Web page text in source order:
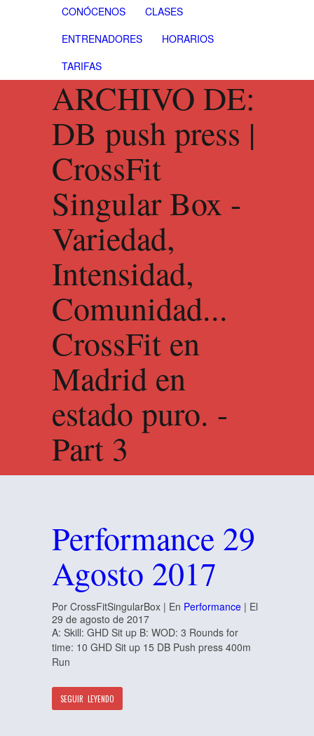
CONÓCENOS
CLASES
ENTRENADORES
HORARIOS
TARIFAS
ARCHIVO DE:
DB push press |
CrossFit
Singular Box -
Variedad,
Intensidad,
Comunidad...
CrossFit en
Madrid en
estado puro. -
Part 3
Performance 29
Agosto 2017
Por CrossFitSingularBox | En Performance | El
29 de agosto de 2017
A: Skill: GHD Sit up B: WOD: 3 Rounds for
time: 10 GHD Sit up 15 DB Push press 400m
Run
SEGUIR LEYENDO